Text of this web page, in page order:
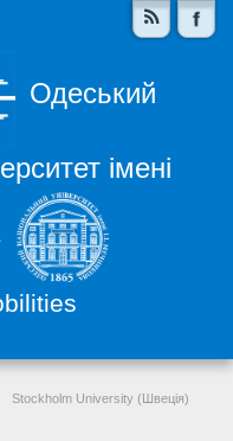
Одеський
імені
Stockholm University (Швеція)